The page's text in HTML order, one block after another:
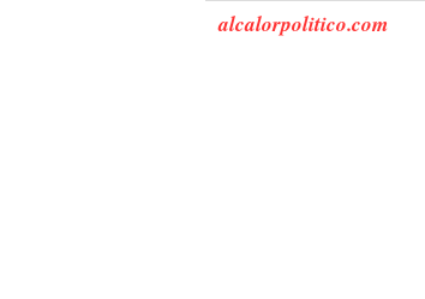
alcalorpolitico.com